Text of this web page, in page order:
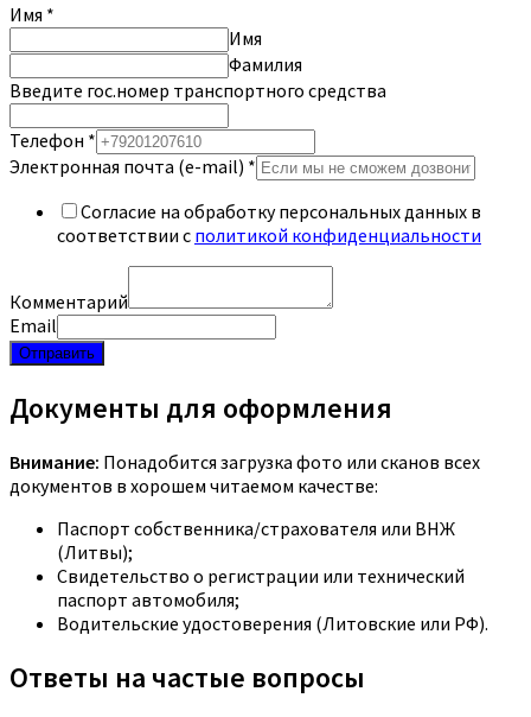
Имя *
Имя
Фамилия
Введите гос.номер транспортного средства
Телефон *
Электронная почта (e-mail) *
Согласие на обработку персональных данных в
соответствии с политикой конфиденциальности
Комментарий
Email
Отправить
Документы для оформления
Внимание: Понадобится загрузка фото или сканов всех
документов в хорошем читаемом качестве:
Паспорт собственника/страхователя или ВНЖ
(Литвы);
Свидетельство о регистрации или технический
паспорт автомобиля;
Водительские удостоверения (Литовские или РФ).
Ответы на частые вопросы